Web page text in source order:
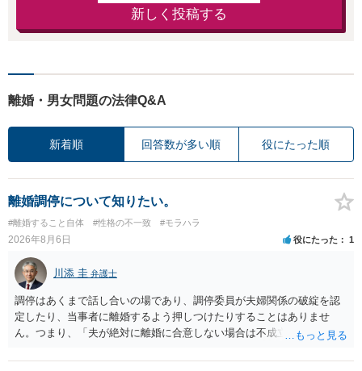
新しく投稿する
離婚・男女問題の法律Q&A
新着順 回答数が多い順 役にたった順
離婚調停について知りたい。
#離婚すること自体 #性格の不一致 #モラハラ
2026年8月6日 役にたった 1
川添 圭 弁護士
調停はあくまで話し合いの場であり、調停委員が夫婦関係の破綻を認
定したり、当事者に離婚するよう押しつけたりすることはありませ
ん。つまり、「夫が絶対に離婚に合意しない場合は不成立になり」、
きません。 調停段階での離婚成立を希望するなら、夫が離婚に前向き